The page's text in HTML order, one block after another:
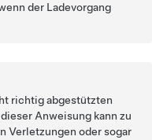
der Ladevorgang
richtig abgestützten
Anweisung kann zu
Verletzungen oder sogar